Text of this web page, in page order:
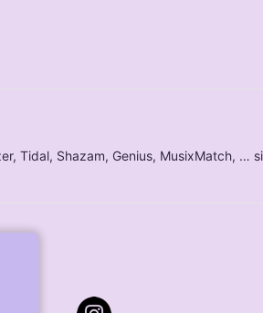
Tidal, Shazam, Genius, MusixMatch, …